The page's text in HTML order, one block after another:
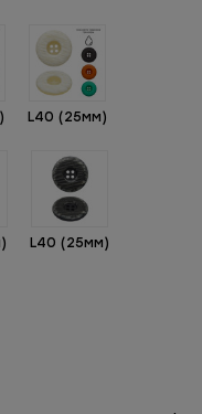
L40 (25мм)
L40 (25мм)